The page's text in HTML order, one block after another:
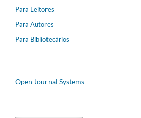
Para Leitores
Para Autores
Para Bibliotecários
Open Journal Systems